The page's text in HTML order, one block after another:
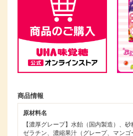
商品情報
原材料名
【濃厚グレープ】水飴（国内製造）、砂
ゼラチン、濃縮果汁（グレープ、マン